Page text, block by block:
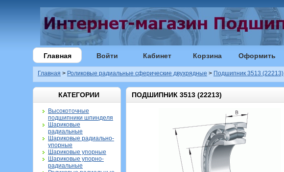
Главная Войти Кабинет Корзина Оформить
Главная > Роликовые радиальные сферические двухрядные > Подшипник 3513 (22213)
КАТЕГОРИИ
Высокоточные
подшипники шпинделя
Шариковые
радиальные
Шариковые радиально-
упорные
Шариковые упорные
Шариковые упорно-
радиальные
ПОДШИПНИК 3513 (22213)